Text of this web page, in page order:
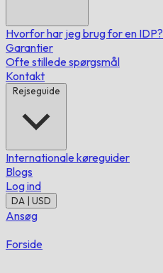
Hvorfor har jeg brug for en IDP?
Garantier
Ofte stillede spørgsmål
Kontakt
Rejseguide
Internationale køreguider
Blogs
Log ind
DA | USD
Ansøg
Forside